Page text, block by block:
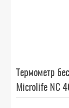
Термометр
Microlife NC